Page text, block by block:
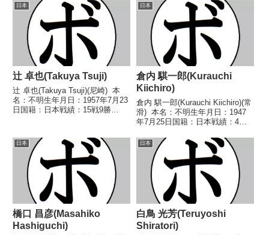
1994年度中日本スーパーバンタ
ム級新人王【戦歴】1994/06/24
○1RTKO 田代 ...
し 【戦歴】2000/09/18 ●4R判
定 0-2(38-39、38-39、38-3...
日本
辻 卓也(Takuya Tsuji)
辻 卓也(Takuya Tsuji)(尼崎) 本
名：不明生年月日：1957年7月23
日国籍：日本戦績：15戦9勝
歴】1981/08/08 ○4R判定 (採点
不明) ...
日本
倉内 騏一郎(Kurauchi
Kiichiro)
倉内 騏一郎(Kurauchi Kiichiro)(常
滑) 本名：不明生年月日：1947
年7月25日国籍：日本戦績：4戦2
し 【戦歴】
1970/07/06 ●5RKO 古田 慶博
(松田)1970/08/...
日本
橋口 昌彦(Masahiko
Hashiguchi)
日本
白鳥 光芳(Teruyoshi
Shiratori)